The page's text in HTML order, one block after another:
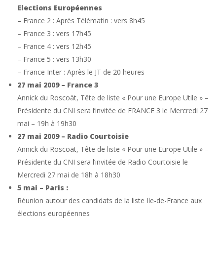
Elections Européennes
– France 2 : Après Télématin : vers 8h45
– France 3 : vers 17h45
– France 4 : vers 12h45
– France 5 : vers 13h30
– France Inter : Après le JT de 20 heures
27 mai 2009 – France 3
Annick du Roscoät, Tête de liste « Pour une Europe Utile » –
Présidente du CNI sera l’invitée de FRANCE 3 le Mercredi 27
mai – 19h à 19h30
27 mai 2009 – Radio Courtoisie
Annick du Roscoät, Tête de liste « Pour une Europe Utile » –
Présidente du CNI sera l’invitée de Radio Courtoisie le
Mercredi 27 mai de 18h à 18h30
5 mai – Paris :
Réunion autour des candidats de la liste Ile-de-France aux
élections européennes